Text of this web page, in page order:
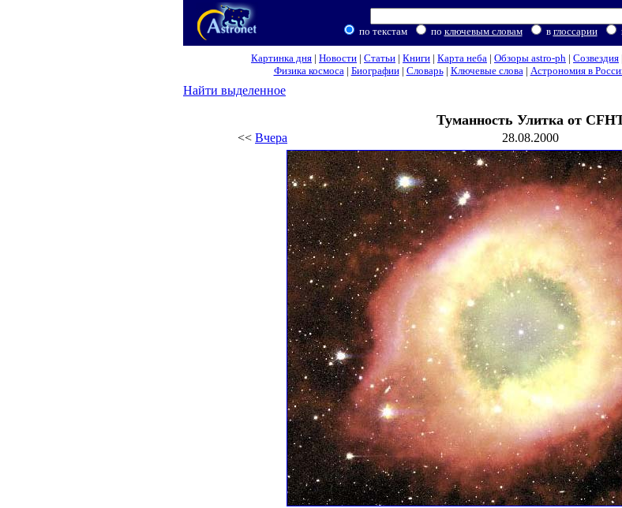
по текстам по ключевым словам в глоссарии
Картинка дня | Новости | Статьи | Книги | Карта неба | Обзоры astro-ph | Созвездия
Физика космоса| Биографии| Словарь| Ключевые слова| Астрономия в
Найти выделенное
Туманность Улитка от
<< Вчера 28.08.2000